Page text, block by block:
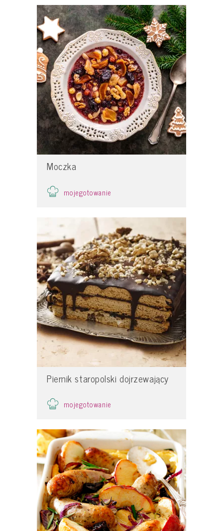
Moczka
mojegotowanie
Piernik staropolski dojrzewający
mojegotowanie